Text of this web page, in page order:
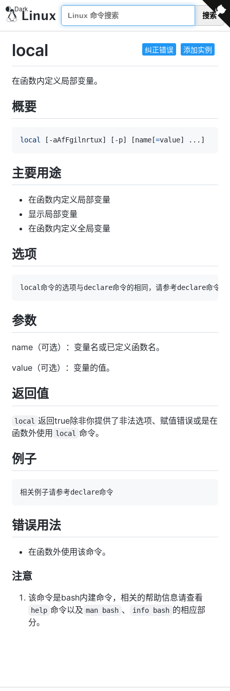
搜索
纠正错误 添加实例
local
在函数内定义局部变量。
概要
local [ -aAfFgilnrtux] [ -p] [name [=value] .. . ]
主要用途
在函数内定义局部变量
显示局部变量
在函数内定义全局变量
选项
参数
name（可选）：变量名或已定义函数名。
value（可选）：变量的值。
返回值
local 返回true除非你提供了非法选项、赋值错误或是在
函数外使用 local 命令。
例子
错误用法
在函数外使用该命令。
注意
该命令是bash内建命令，相关的帮助信息请查看
help 命令以及 man bash 、 info bash 的相应部
分。